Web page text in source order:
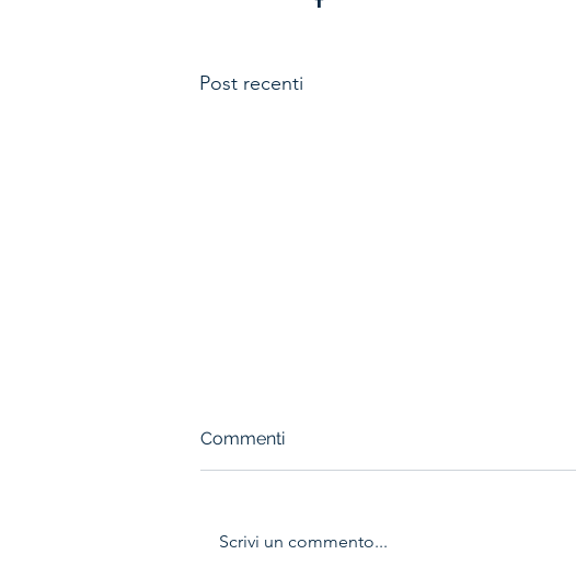
Post recenti
Commenti
Scrivi un commento...